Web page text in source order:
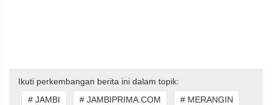
Ikuti perkembangan berita ini dalam topik:
# JAMBI
# JAMBIPRIMA.COM # MERANGIN